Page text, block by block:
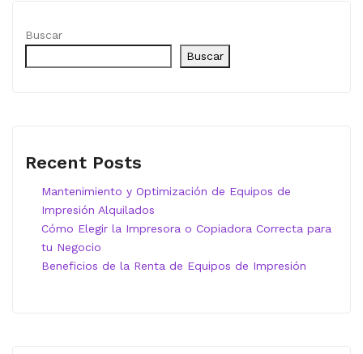
Buscar
Buscar
Recent Posts
Mantenimiento y Optimización de Equipos de
Impresión Alquilados
Cómo Elegir la Impresora o Copiadora Correcta para
tu Negocio
Beneficios de la Renta de Equipos de Impresión